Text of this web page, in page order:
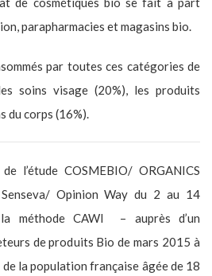
parapharmacies et magasins bio.
par toutes ces catégories de
soins visage (20%), les produits
du corps (16%).
l’étude COSMEBIO/ ORGANICS
Senseva/ Opinion Way du 2 au 14
méthode CAWI – auprès d’un
de produits Bio de mars 2015 à
la population française âgée de 18